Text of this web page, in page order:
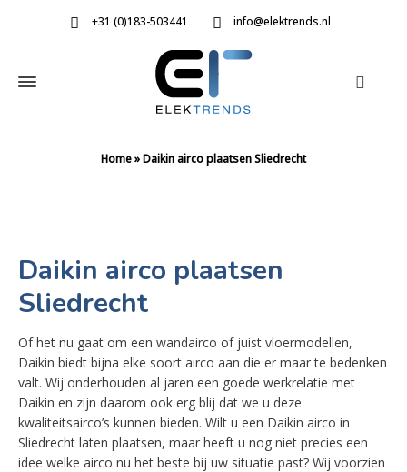
+31 (0)183-503441 info@elektrends.nl
Home»Daikin airco plaatsen Sliedrecht
Daikin airco plaatsen
Sliedrecht
Of het nu gaat om een wandairco of juist vloermodellen,
Daikin biedt bijna elke soort airco aan die er maar te bedenken
valt. Wij onderhouden al jaren een goede werkrelatie met
Daikin en zijn daarom ook erg blij dat we u deze
kwaliteitsairco’s kunnen bieden. Wilt u een Daikin airco in
Sliedrecht laten plaatsen, maar heeft u nog niet precies een
idee welke airco nu het beste bij uw situatie past? Wij voorzien